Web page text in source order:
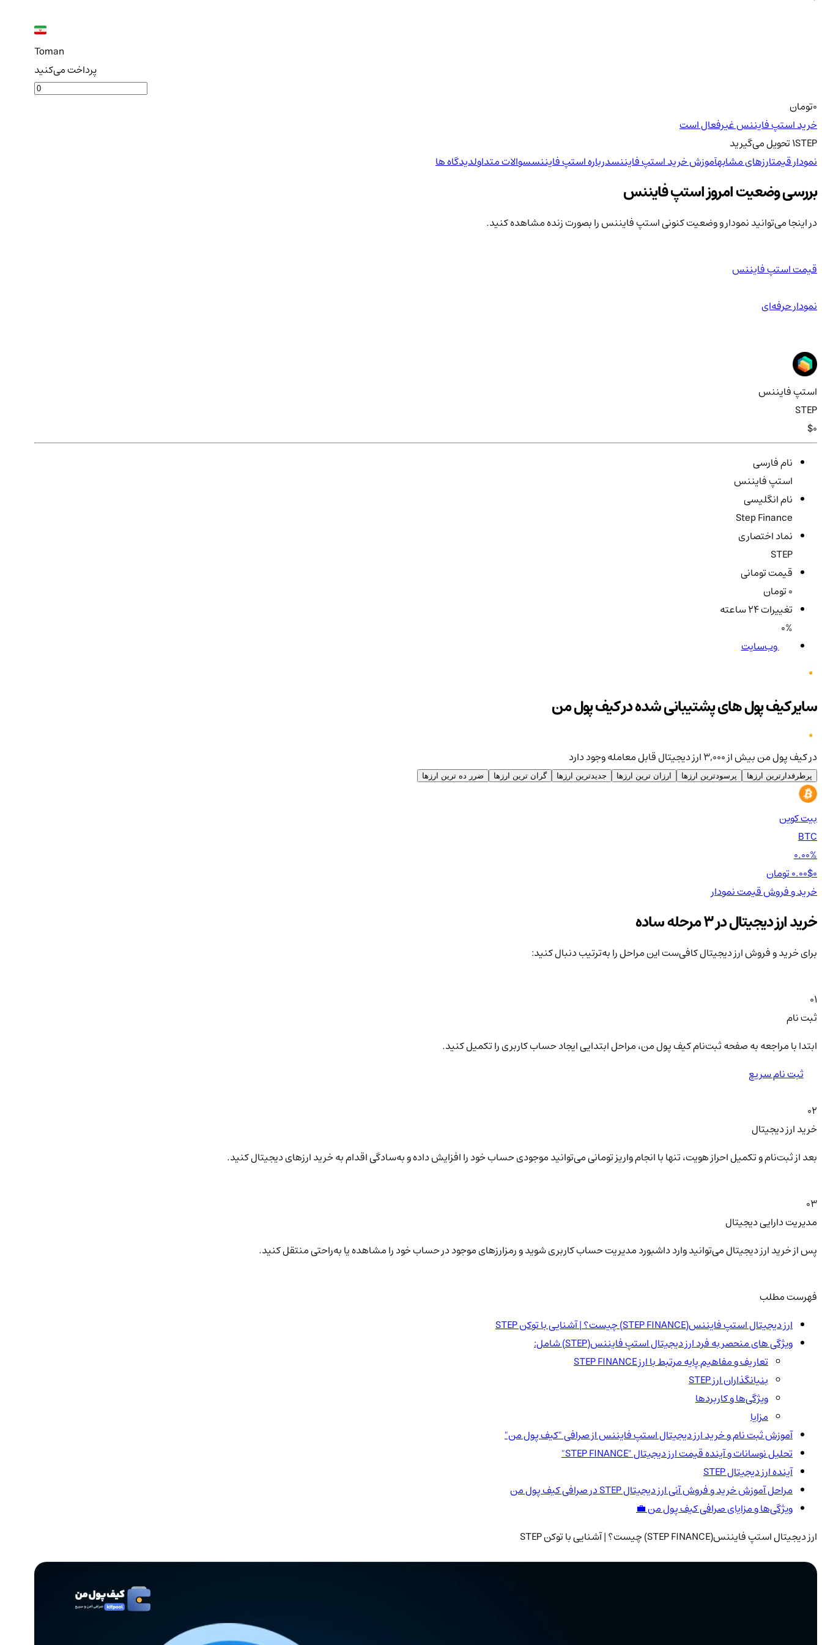
Toman
پرداخت می‌کنید
0تومان
خرید استپ فایننس غیرفعال است
1STEP تحویلمی‌گیرید
نمودار قیمتارزهای مشابهآموزش خرید استپ فایننسدرباره استپ فایننسسوالات متداولدیدگاه ها
بررسی وضعیت امروز استپ فایننس
در اینجا می‌توانید نمودار و وضعیت کنونی استپ فایننس را بصورت زنده مشاهده کنید.
قیمت استپ فایننس
نمودار حرفه‌ای
استپ فایننس
STEP
$0
نام فارسی
استپ فایننس
نام انگلیسی
Step Finance
نماد اختصاری
STEP
قیمت تومانی
0 تومان
تغییرات ۲۴ ساعته
0%
وب‌سایت
سایر کیف پول های پشتیبانی شده در کیف پول من
در کیف پول من بیش از ۳,۰۰۰ ارز دیجیتال قابل معامله وجود دارد
پرطرفدارترین ارزها پرسودترین ارزها ارزان ترین ارزها جدیدترین ارزها گران ترین ارزها ضرر ده ترین ارزها
بیت کوین
BTC
0.00%
0.00$0 تومان
خرید و فروشقیمتنمودار
خرید ارز دیجیتال در 3 مرحله ساده
برای خرید و فروش ارز دیجیتال کافی‌ست این مراحل را به‌ترتیب دنبال کنید:
01
ثبت نام
ابتدا با مراجعه به صفحه ثبت‌نام کیف‌ پول من، مراحل ابتدایی ایجاد حساب کاربری را تکمیل کنید.
ثبت نام سریع
02
خرید ارز دیجیتال
بعد از ثبت‌نام و تکمیل احراز هویت، تنها با انجام واریز تومانی می‌توانید موجودی حساب خود را افزایش داده و به‌سادگی اقدام به خرید ارزهای دیجیتال کنید.
03
مدیریت دارایی دیجیتال
پس از خرید ارز دیجیتال می‌توانید وارد داشبورد مدیریت حساب کاربری شوید و رمزارزهای موجود در حساب خود را مشاهده یا به‌راحتی منتقل کنید.
فهرست مطلب
ارز دیجیتال استپ فایننس(STEP FINANCE) چیست؟ | آشنایی با توکن STEP
ویژگی های منحصر به فرد ارز دیجیتال استپ فایننس(STEP) شامل:
تعاریف و مفاهیم پایه مرتبط با ارز STEP FINANCE
بنیانگذاران ارز STEP
ویژگی‌ها و کاربردها
مزایا
آموزش ثبت نام و خرید ارز دیجیتال استپ فایننس از صرافی "کیف پول من"
تحلیل نوسانات و آینده قیمت ارز دیجیتال "STEP FINANCE"
آینده ارز دیجیتال STEP
مراحل آموزش خرید و فروش آنی ارز دیجیتال STEP در صرافی کیف پول من
ویژگی‌ها و مزایای صرافی کیف پول من 💼
ارز دیجیتال استپ فایننس(STEP FINANCE) چیست؟ | آشنایی با توکن
STEP